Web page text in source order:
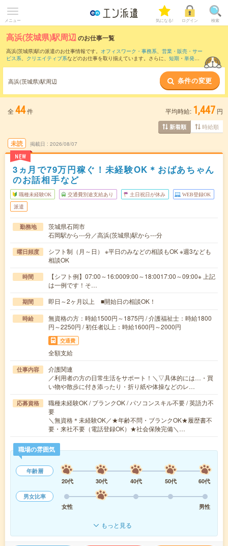
メニュー 気になる! ログイン 検索
高浜(茨城県)駅周辺のお仕事一覧
高浜(茨城県)駅の派遣のお仕事情報です。 オフィスワーク・事務系、 営業・販売・サー
ビス系、 クリエイティブ系などのお仕事を取り揃えています。さらに、 短期 ・ 単発な
また、神立駅・土浦駅
など近隣駅のお仕事もご確認いただ
けます。
高浜(茨城県)駅周辺 条件の変更
全 44件 平均時給: 1,447 円
新着順 時給順
未読
NEW
掲載日 2026/08/07
3ヵ月で79万円稼ぐ！未経験OK＊おばあちゃん
のお話相手など
職種未経験OK 交通費別途支給あり 土日祝日が休み WEB登録OK
派遣
勤務地
茨城県石岡市
石岡駅から---分／高浜(茨城県)駅から---分
曜日頻度
シフト制（月～日） ※平日のみなどの相談もOK ※週3なども
相談OK
時間
【シフト例】07:00～16:0009:00～18:0017:00～09:00※ 上記
は一例です！そ…
期間 即日～2ヶ月以上 ■開始日の相談OK！
時給
無資格の方：時給1500円～1875円 / 介護福祉士：時給1800
円～2250円 / 初任者以上：時給1600円～2000円
交通費
全額支給
仕事内容
介護関連
／利用者の方の日常生活をサポート！＼▽具体的には…・買
い物や散歩に付き添ったり・折り紙や体操などのレ…
応募資格
職種未経験OK / ブランクOK / パソコンスキル不要 / 英語力不
要
＼無資格＊未経験OK／★年齢不問・ブランクOK★履歴書不
要・来社不要（電話登録OK）★社会保険完備＼…
職場の雰囲気
年齢層
20代
30代 40代 50代
60代
男女比率
女性
男性
もっと見る